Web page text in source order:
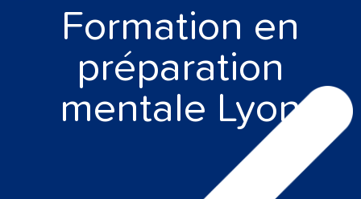
Formation en
préparation
mentale Lyon